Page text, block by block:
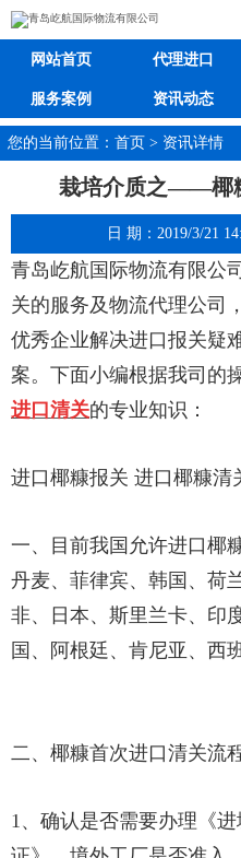
网站首页 代理进口
服务案例 资讯动态
您的当前位置：首页 > 资讯详情
栽培介质之——椰
日 期：2019/3/21
青岛屹航国际物流有限公
关的服务及物流代理公司
优秀企业解决进口报关疑
案。下面小编根据我司的
进口清关的专业知识：
进口椰糠报关 进口椰糠
一、目前我国允许进口椰
丹麦、菲律宾、韩国、荷
非、日本、斯里兰卡、印
国、阿根廷、肯尼亚、西
二、椰糠首次进口清关流
1、确认是否需要办理《